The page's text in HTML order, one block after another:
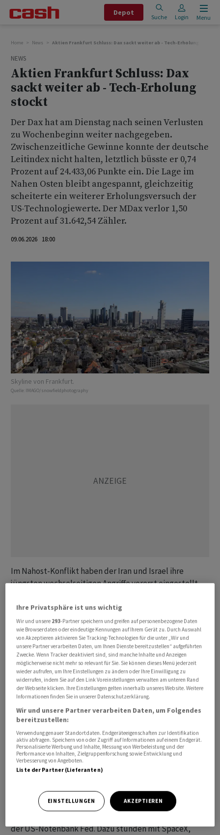
Depot
Suche Login Menu
Home News Aktien Frankfurt Schluss: Dax sackt weiter ab - Tech-Erholung stockt
NEWS
Aktien Frankfurt Schluss: Dax
sackt weiter ab - Tech-Erholung
stockt
Der Dax hat am Dienstag nach seinen Verlusten
zu Wochenbeginn weiter nachgegeben.
Zwischenzeitliche Gewinne konnte der deutsche
Leitindex nicht halten, letztlich büsste er 0,74
Prozent auf 24.433,06 Punkte ein. Die Lage im
Nahen Osten bleibt angespannt, gleichzeitig
scheiterte ein weiterer Erholungsversuch der
US-Technologiewerte. Der MDax verlor 1,50
Prozent auf 31.642,54 Zähler.
09.06.2026 18:00
Skyline von Frankfurt.
Quelle: IMAGO/snowfieldphotography
Im Nahost-Konflikt haben der Iran und Israel ihre
jüngsten wechselseitigen Angriffe vorerst eingestellt.
gegen ihre jeweiligen Bedingungen mit noch härteren
Kämpfen. US-Präsident Donald Trump hatte tags zuvor
versichert, dass weiter an einer baldigen Lösung des
Konflikts gearbeitet werde. Die Ölpreise gingen zuletzt
etwas zurück.
«Zwischen Krisenrauschen, geldpolitischen
Fragezeichen und der KI-Euphorie als strukturellem
Wachstumstreiber fehlt Anlegern derzeit ein
verlässliches Navigationssignal. Ohne klare Leitplanken
bleibt das Marktumfeld schwer navigierbar»,
kommentierte Marktexperte Timo Emden.
Aus Sicht von Andreas Lipkow, Chef-Marktanalyst vom
die Börse zu, die nur schwer zu durchbohren sein
werden.» Er verwies auf die anstehenden
der US-Notenbank Fed. Dazu stünden mit SpaceX,
Ihre Privatsphäre ist uns wichtig
Wir und unsere 293-Partner speichern und greifen auf personenbezogene Daten
wie Browserdaten oder eindeutige Kennungen auf Ihrem Gerät zu. Durch Auswahl
von Akzeptieren aktivieren Sie Tracking-Technologien für die unter „Wir und
unsere Partner verarbeiten Daten, um Ihnen Dienste bereitzustellen“ aufgeführten
Zwecke. Wenn Tracker deaktiviert sind, sind manche Inhalte und Anzeigen
möglicherweise nicht mehr so relevant für Sie. Sie können dieses Menü jederzeit
wieder aufrufen, um Ihre Einstellungen zu ändern oder Ihre Einwilligung zu
widerrufen, indem Sie auf den Link Voreinstellungen verwalten am unteren Rand
der Webseite klicken. Ihre Einstellungen gelten innerhalb unseres Website. Weitere
Informationen finden Sie in unserer Datenschutzerklärung.
Wir und unsere Partner verarbeiten Daten, um Folgendes
bereitzustellen:
Verwendung genauer Standortdaten. Endgeräteeigenschaften zur Identifikation
aktiv abfragen. Speichern von oder Zugriff auf Informationen auf einem Endgerät.
Personalisierte Werbung und Inhalte, Messung von Werbeleistung und der
Performance von Inhalten, Zielgruppenforschung sowie Entwicklung und
Verbesserung von Angeboten.
Liste der Partner (Lieferanten)
EINSTELLUNGEN AKZEPTIEREN